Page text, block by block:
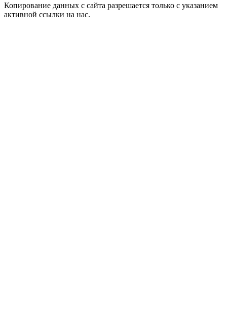
Копирование данных с сайта разрешается только с указанием
активной ссылки на нас.